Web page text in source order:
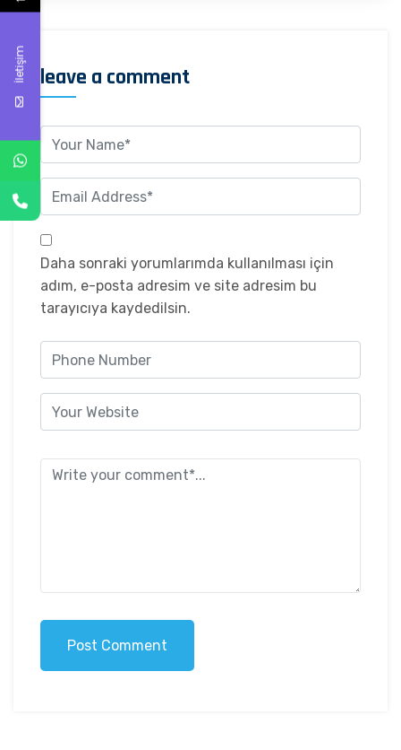
leave a comment
Daha sonraki yorumlarımda kullanılması için
adım, e-posta adresim ve site adresim bu
tarayıcıya kaydedilsin.
Post Comment
İletişim